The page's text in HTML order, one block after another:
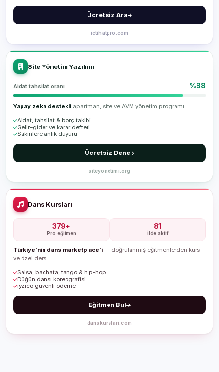
Ücretsiz Ara
ictihatpro.com
Site Yönetim Yazılımı
Aidat tahsilat oranı %88
Yapay zeka destekli apartman, site ve AVM yönetim programı.
Aidat, tahsilat & borç takibi
Gelir–gider ve karar defteri
Sakinlere anlık duyuru
Ücretsiz Dene
siteyonetimi.org
Dans Kursları
379+
Pro eğitmen
81
İlde aktif
Türkiye'nin dans marketplace'i — doğrulanmış eğitmenlerden kurs
ve özel ders.
Salsa, bachata, tango & hip-hop
Düğün dansı koreografisi
iyzico güvenli ödeme
Eğitmen Bul
danskurslari.com